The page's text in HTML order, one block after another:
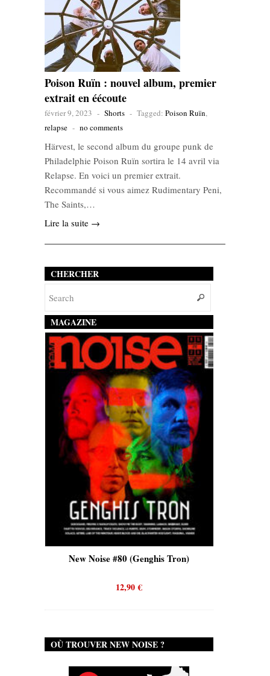
Poison Ruïn : nouvel album, premier
extrait en éécoute
février 9, 2023 - Shorts - Tagged: Poison Ruïn,
relapse - no comments
Härvest, le second album du groupe punk de
Philadelphie Poison Ruïn sortira le 14 avril via
Relapse. En voici un premier extrait.
Recommandé si vous aimez Rudimentary Peni,
The Saints,…
Lire la suite →
CHERCHER
MAGAZINE
New Noise #80 (Genghis Tron)
OÙ TROUVER NEW NOISE ?